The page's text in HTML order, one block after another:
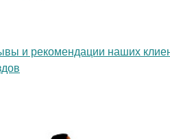
и рекомендации наших